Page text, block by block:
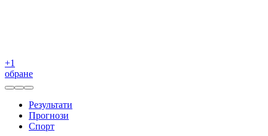
+1
обране
Результати
Прогнози
Спорт